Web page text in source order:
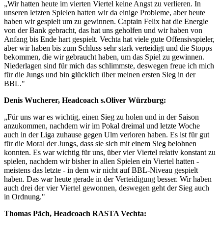
„Wir hatten heute im vierten Viertel keine Angst zu verlieren. In
unseren letzten Spielen hatten wir da einige Probleme, aber heute
haben wir gespielt um zu gewinnen. Captain Felix hat die Energie
von der Bank gebracht, das hat uns geholfen und wir haben von
Anfang bis Ende hart gespielt. Vechta hat viele gute Offensivspieler,
aber wir haben bis zum Schluss sehr stark verteidigt und die Stopps
bekommen, die wir gebraucht haben, um das Spiel zu gewinnen.
Niederlagen sind für mich das schlimmste, deswegen freue ich mich
für die Jungs und bin glücklich über meinen ersten Sieg in der
BBL."
Denis Wucherer, Headcoach s.Oliver Würzburg:
„Für uns war es wichtig, einen Sieg zu holen und in der Saison
anzukommen, nachdem wir im Pokal dreimal und letzte Woche
auch in der Liga zuhause gegen Ulm verloren haben. Es ist für gut
für die Moral der Jungs, dass sie sich mit einem Sieg belohnen
konnten. Es war wichtig für uns, über vier Viertel relativ konstant zu
spielen, nachdem wir bisher in allen Spielen ein Viertel hatten -
meistens das letzte - in dem wir nicht auf BBL-Niveau gespielt
haben. Das war heute gerade in der Verteidigung besser. Wir haben
auch drei der vier Viertel gewonnen, deswegen geht der Sieg auch
in Ordnung."
Thomas Päch, Headcoach RASTA Vechta: